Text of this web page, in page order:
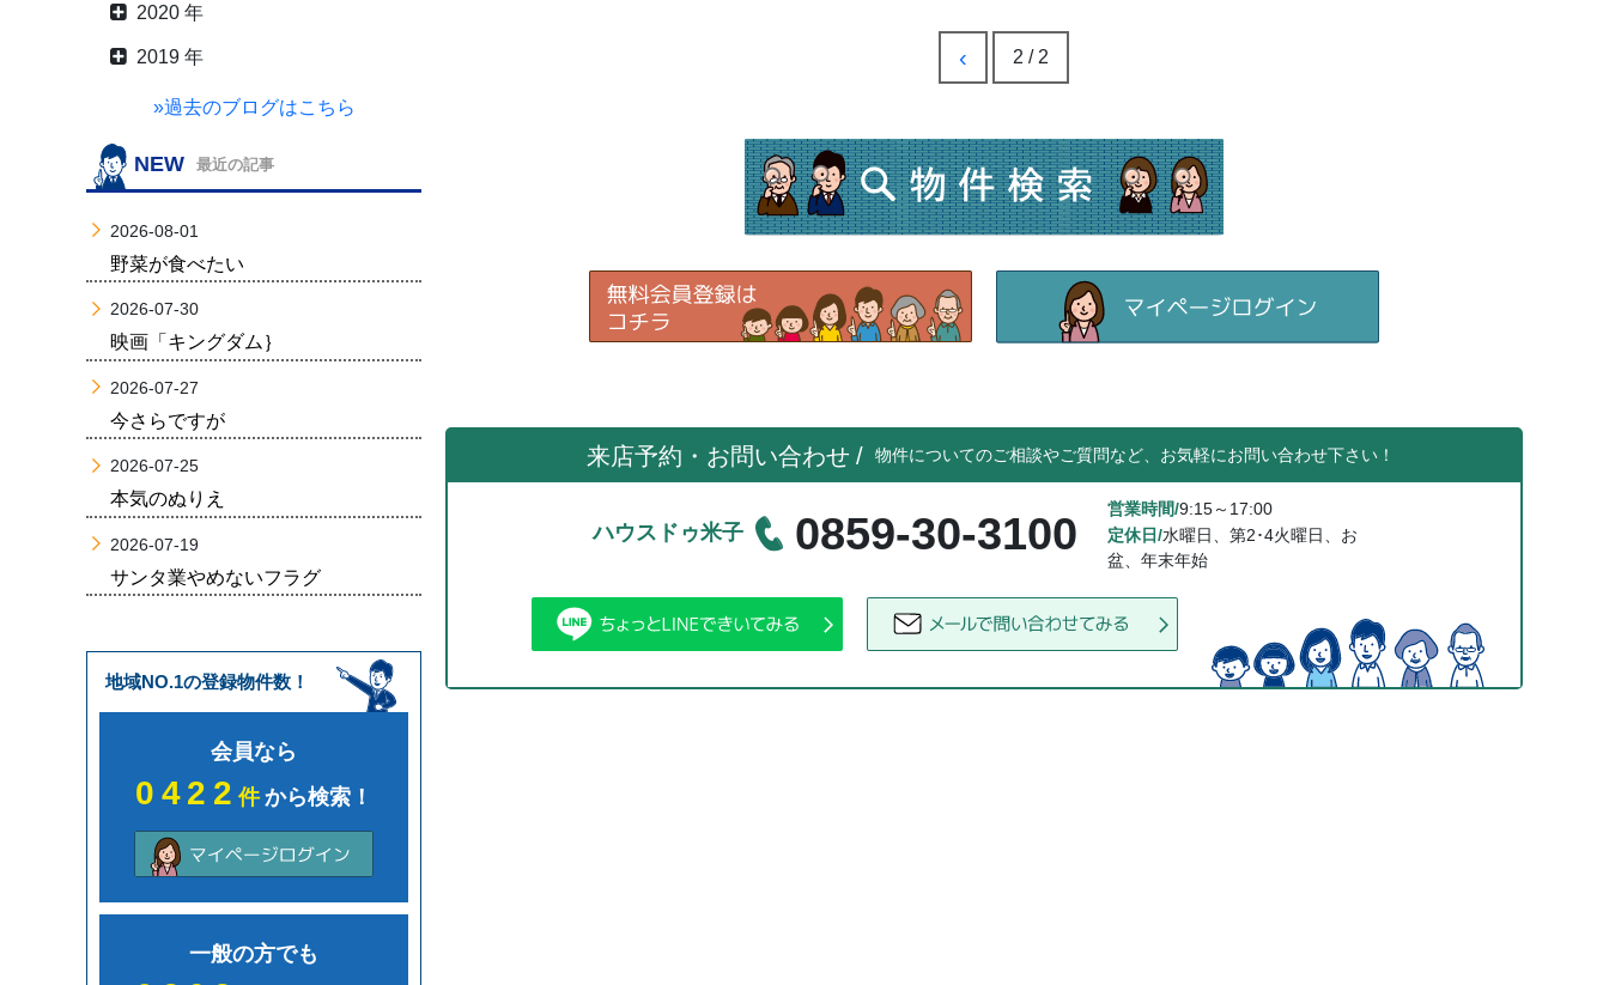
‹ 2 / 2
来店予約・お問い合わせ / 物件についてのご相談やご質問など、お気軽にお問い合わせ下さい！
ハウスドゥ米子 0859-30-3100 営業時間/9:15～17:00
定休日/水曜日、第2･4火曜日、お
盆、年末年始
2020 年
2019 年
»過去のブログはこちら
NEW 最近の記事
2026-08-01
野菜が食べたい
2026-07-30
映画「キングダム｝
2026-07-27
今さらですが
2026-07-25
本気のぬりえ
2026-07-19
サンタ業やめないフラグ
地域NO.1の登録物件数！
会員なら
0422件から検索！
一般の方でも